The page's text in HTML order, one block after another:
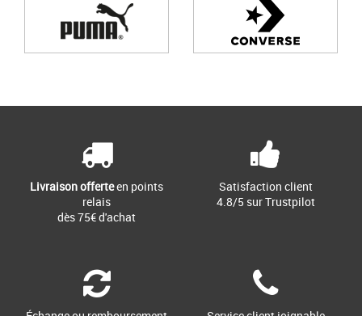
Livraison offerteen points
relais
dès 75€ d'achat
Satisfaction client
4.8/5 sur Trustpilot